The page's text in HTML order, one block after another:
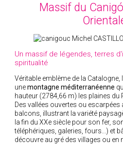
Massif du
Un massif de légendes, terres
spiritualité
Véritable emblème de la
unemontagne méditerranéenne
hauteur (2784,66 m) les plaines du
Des vallées ouvertes ou escarpées
balcons, illustrant la variété
la fin du XXe siècle pour son fer,
téléphériques, galeries, fours...) et
découvre au gré des villages ou en